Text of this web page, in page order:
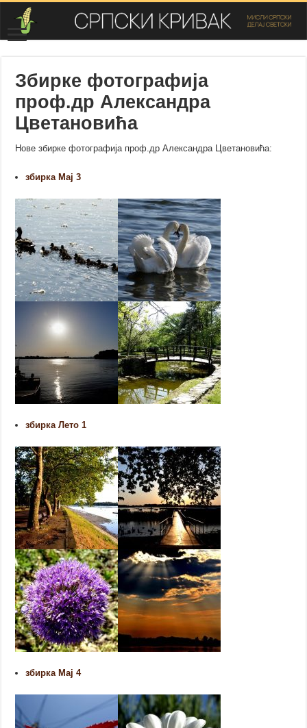
Збирке фотографија
проф.др Александра
Цветановића
Нове збирке фотографија проф.др Александра Цветановића:
збирка Мај 3
збирка Лето 1
збирка Мај 4